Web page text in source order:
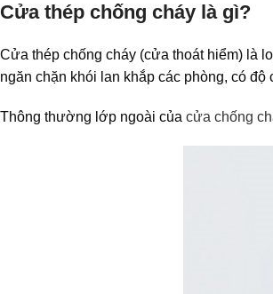
Cửa thép chống cháy là gì?
Cửa thép chống cháy (cửa thoát hiểm) là
ngăn chặn khói lan khắp các phòng, có độ
Thông thường lớp ngoài của cửa chống